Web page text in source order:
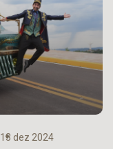
13 dez 2024